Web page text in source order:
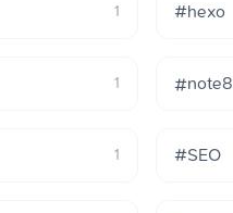
1 #hexo
1 #note8
1 #SEO